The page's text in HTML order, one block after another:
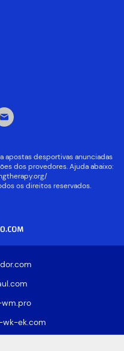
apostas desportivas anunciadas
dos provedores. Ajuda abaixo:
os direitos reservados.
ek.com